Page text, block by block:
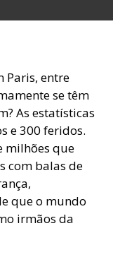
Paris, entre
se têm
As estatísticas
e 300 feridos.
milhões que
com balas de
que o mundo
irmãos da